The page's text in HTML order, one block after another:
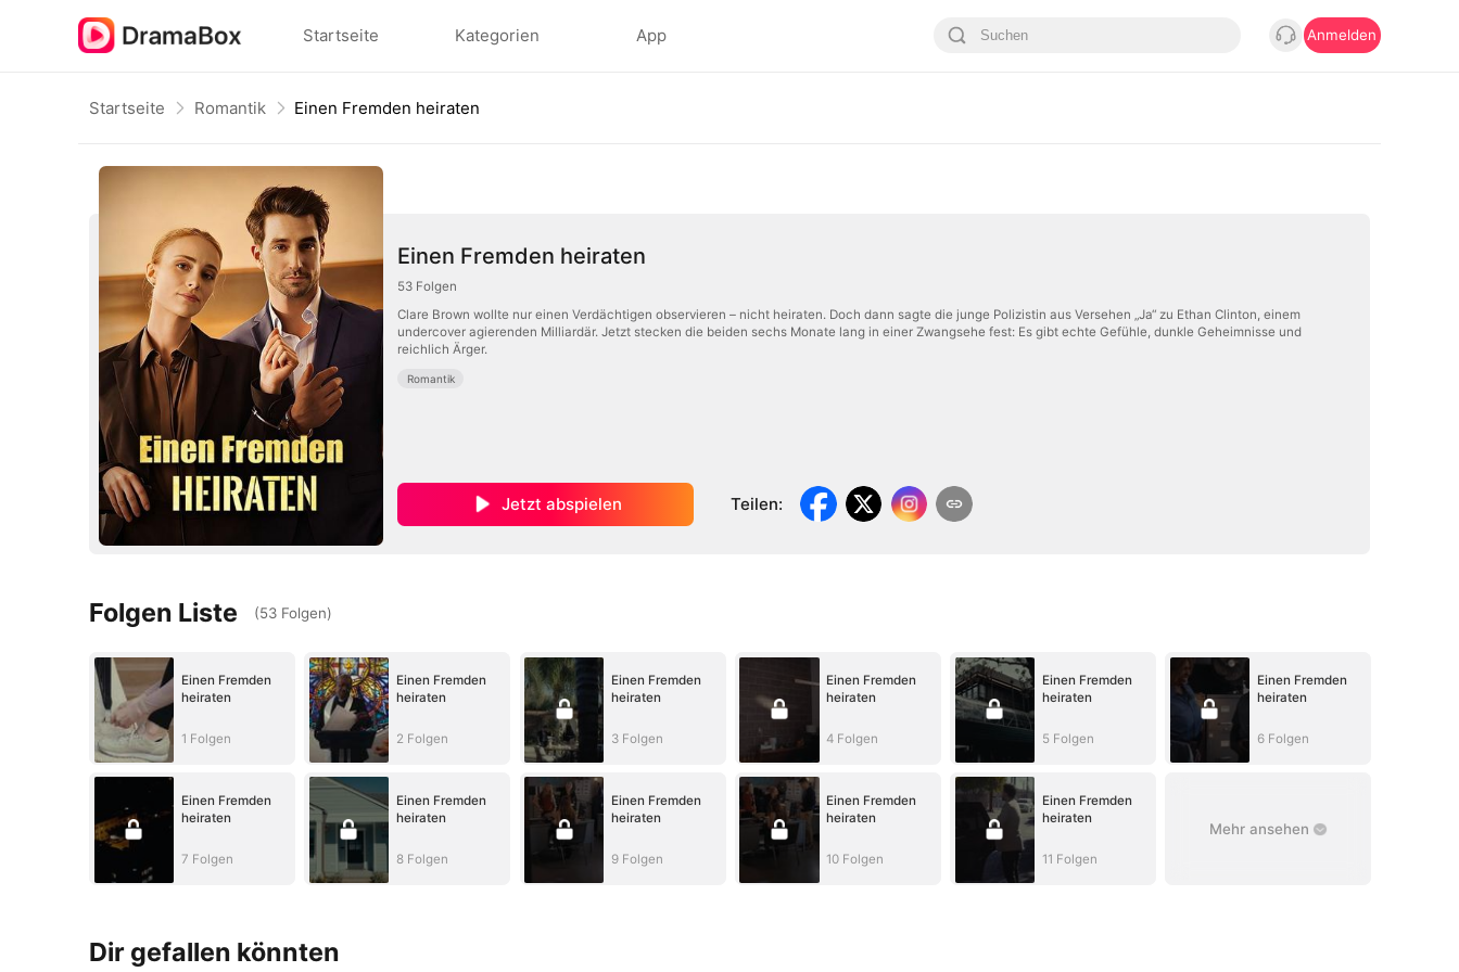
Startseite Kategorien App Anmelden
Startseite Romantik Einen Fremden heiraten
Einen Fremden heiraten
53 Folgen
Clare Brown wollte nur einen Verdächtigen observieren – nicht heiraten. Doch dann sagte die junge Polizistin aus Versehen „Ja“ zu Ethan Clinton, einem
undercover agierenden Milliardär. Jetzt stecken die beiden sechs Monate lang in einer Zwangsehe fest: Es gibt echte Gefühle, dunkle Geheimnisse und
reichlich Ärger.
Romantik
Jetzt abspielen Teilen:
Folgen Liste (53 Folgen)
Einen Fremden
heiraten
1 Folgen
Einen Fremden
heiraten
2 Folgen
Einen Fremden
heiraten
3 Folgen
Einen Fremden
heiraten
4 Folgen
Einen Fremden
heiraten
5 Folgen
Einen Fremden
heiraten
6 Folgen
Einen Fremden
heiraten
7 Folgen
Einen Fremden
heiraten
8 Folgen
Einen Fremden
heiraten
9 Folgen
Einen Fremden
heiraten
10 Folgen
Einen Fremden
heiraten
11 Folgen
Mehr ansehen
Dir gefallen könnten